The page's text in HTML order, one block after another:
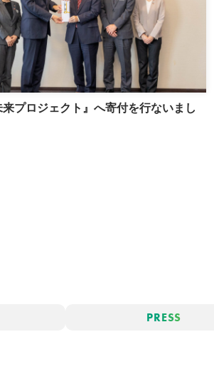
来プロジェクト』へ寄付を行ないまし
PRESS